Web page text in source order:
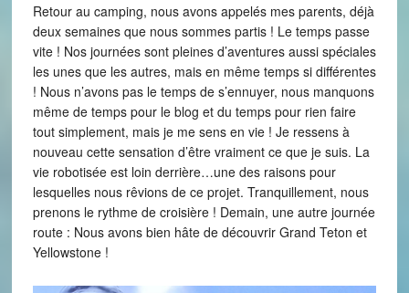
Retour au camping, nous avons appelés mes parents, déjà
deux semaines que nous sommes partis ! Le temps passe
vite ! Nos journées sont pleines d’aventures aussi spéciales
les unes que les autres, mais en même temps si différentes
! Nous n’avons pas le temps de s’ennuyer, nous manquons
même de temps pour le blog et du temps pour rien faire
tout simplement, mais je me sens en vie ! Je ressens à
nouveau cette sensation d’être vraiment ce que je suis. La
vie robotisée est loin derrière…une des raisons pour
lesquelles nous rêvions de ce projet. Tranquillement, nous
prenons le rythme de croisière ! Demain, une autre journée
route : Nous avons bien hâte de découvrir Grand Teton et
Yellowstone !